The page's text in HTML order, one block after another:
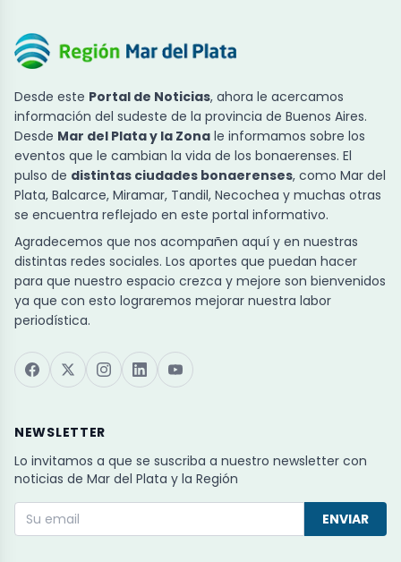
Desde este Portal de Noticias, ahora le acercamos
información del sudeste de la provincia de Buenos Aires.
Desde Mar del Plata y la Zona le informamos sobre los
eventos que le cambian la vida de los bonaerenses. El
pulso de distintas ciudades bonaerenses, como Mar del
Plata, Balcarce, Miramar, Tandil, Necochea y muchas otras
se encuentra reflejado en este portal informativo.
Agradecemos que nos acompañen aquí y en nuestras
distintas redes sociales. Los aportes que puedan hacer
para que nuestro espacio crezca y mejore son bienvenidos
ya que con esto lograremos mejorar nuestra labor
periodística.
NEWSLETTER
Lo invitamos a que se suscriba a nuestro newsletter con
noticias de Mar del Plata y la Región
ENVIAR